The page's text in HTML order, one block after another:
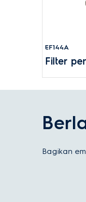
EF144A
Filter
Bagikan